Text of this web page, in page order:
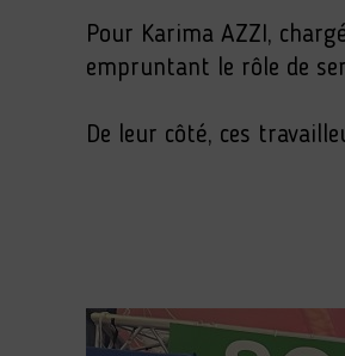
Pour Karima AZZI,
empruntant le rôle de
De leur côté, ces